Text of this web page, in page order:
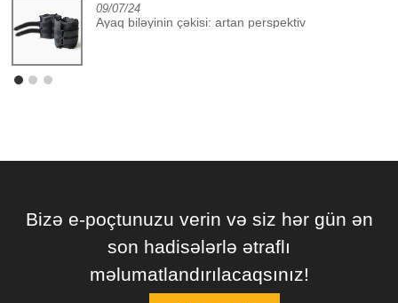
09/07/24
Ayaq biləyinin çəkisi: artan perspektiv
Bizə e-poçtunuzu verin və siz hər gün ən
son hadisələrlə ətraflı
məlumatlandırılacaqsınız!